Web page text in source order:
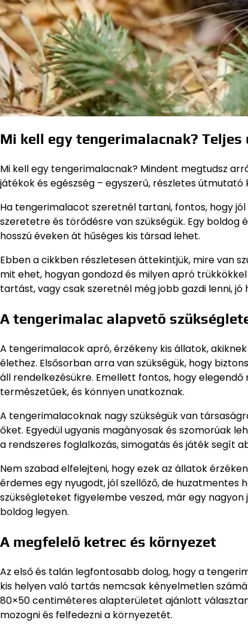
Mi kell egy tengerimalacnak?
Mi kell egy tengerimalacnak? Mindent megtudsz
játékok és egészség – egyszerű, részletes útmutató
Ha tengerimalacot szeretnél tartani, fontos, hogy jól
szeretetre és törődésre van szükségük. Egy
hosszú éveken át hűséges kis társad lehet.
Ebben a cikkben részletesen áttekintjük, mire van
mit ehet, hogyan gondozd és milyen apró
tartást, vagy csak szeretnél még jobb gazdi lenni, jó
A tengerimalac alapvető
A tengerimalacok apró, érzékeny kis állatok,
élethez. Elsősorban arra van szükségük, hogy
áll rendelkezésükre. Emellett fontos, hogy
természetűek, és könnyen unatkoznak.
A tengerimalacoknak nagy szükségük van
őket. Egyedül ugyanis magányosak és szomorúak
a rendszeres foglalkozás, simogatás és játék segít
Nem szabad elfelejteni, hogy ezek az állatok
érdemes egy nyugodt, jól szellőző, de
szükségleteket figyelembe veszed, már egy
boldog legyen.
A megfelelő ketrec és környezet
Az első és talán legfontosabb dolog, hogy a
kis helyen való tartás nemcsak kényelmetlen
80×50 centiméteres alapterületet ajánlott
mozogni és felfedezni a környezetét.